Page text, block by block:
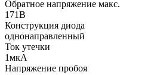
Обратное напряжение макс.
171В
Конструкция диода
однонаправленный
Ток утечки
1мкА
Напряжение пробоя